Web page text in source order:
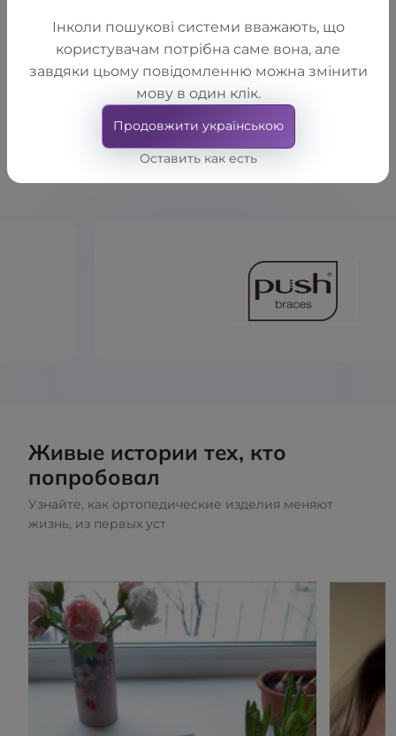
Наши бренды
Мы работаем только с теми,
кому доверяем сами.
Живые истории тех, кто
попробовал
Узнайте, как ортопедические изделия меняют
жизнь, из первых уст
Інколи пошукові системи вважають, що
користувачам потрібна саме вона, але
завдяки цьому повідомленню можна змінити
мову в один клік.
Продовжити українською
Оставить как есть